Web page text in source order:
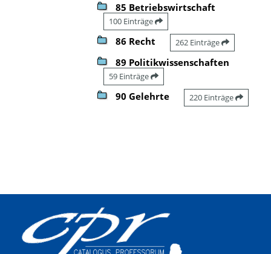
85 Betriebswirtschaft
100 Einträge
86 Recht 262 Einträge
89 Politikwissenschaften
59 Einträge
90 Gelehrte 220 Einträge